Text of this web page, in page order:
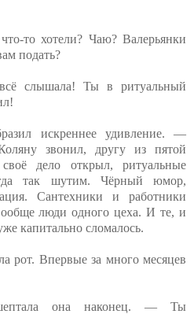
то хотели? Чаю? Валерьянки
подать?
слышала! Ты в ритуальный
искреннее удивление. —
звонил, другу из пятой
дело открыл, ритуальные
так шутим. Чёрный юмор,
Сантехники и работники
люди одного цеха. И те, и
капитально сломалось.
рот. Впервые за много месяцев
она наконец. — Ты